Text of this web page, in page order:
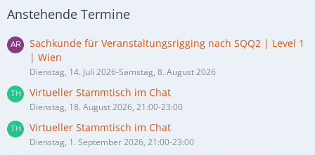
Anstehende Termine
Sachkunde für Veranstaltungsrigging nach SQQ2 | Level 1
| Wien
Dienstag, 14. Juli 2026-Samstag, 8. August 2026
Virtueller Stammtisch im Chat
Dienstag, 18. August 2026, 21:00-23:00
Virtueller Stammtisch im Chat
Dienstag, 1. September 2026, 21:00-23:00